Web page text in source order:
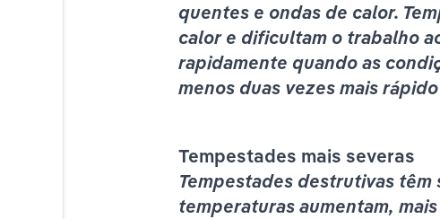
quentes e ondas de calor.
calor e dificultam o trabalho
rapidamente quando as
menos duas vezes mais
Tempestades mais severas
Tempestades destrutivas
temperaturas aumentam,